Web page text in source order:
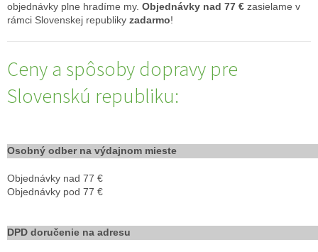
objednávky plne hradíme my. Objednávky nad 77 € zasielame v
rámci Slovenskej republiky zadarmo!
Ceny a spôsoby dopravy pre
Slovenskú republiku:
Osobný odber na výdajnom mieste
Objednávky nad 77 €
Objednávky pod 77 €
DPD doručenie na adresu